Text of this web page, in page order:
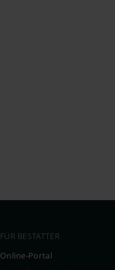
FÜR BESTATTER
Online-Portal